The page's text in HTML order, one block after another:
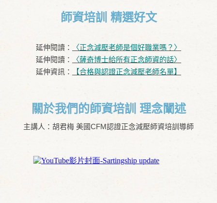
師資培訓 精選好文
延伸閱讀： 〈正念減壓老師是個好職業嗎？〉
延伸閱讀：
〈薩奇博士給所有正念師資的話〉
延伸資訊：
【合格與認證正念減壓老師名單】
關於我們的師資培訓 理念闡述
主講人：胡君梅 美國CFM認證正念減壓師資培訓導師